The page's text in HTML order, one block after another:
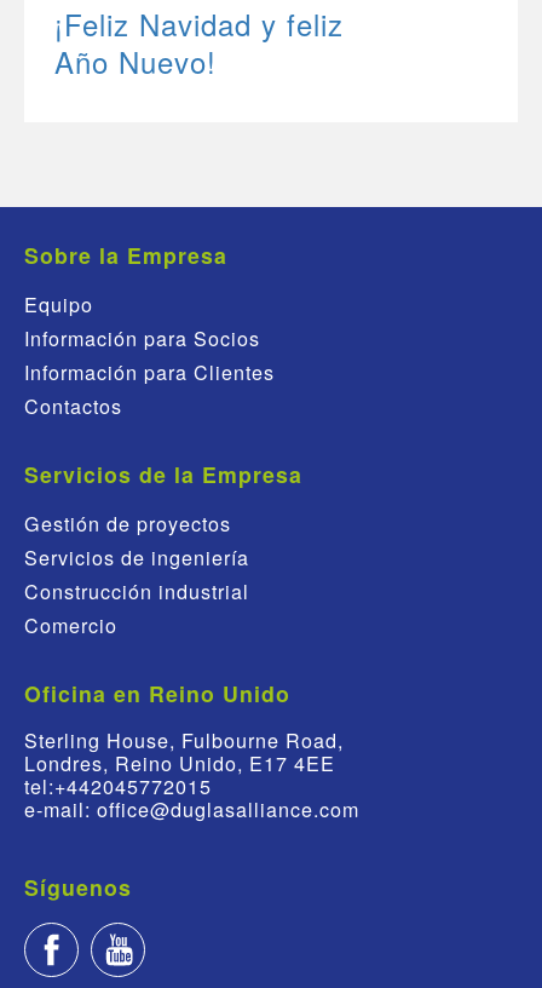
¡Feliz Navidad y feliz
Año Nuevo!
Sobre la Empresa
Equipo
Información para Socios
Información para Clientes
Contactos
Servicios de la Empresa
Gestión de proyectos
Servicios de ingeniería
Construcción industrial
Comercio
Oficina en Reino Unido
Sterling House, Fulbourne Road,
Londres, Reino Unido, E17 4EE
tel:+442045772015
e-mail: office@duglasalliance.com
Síguenos